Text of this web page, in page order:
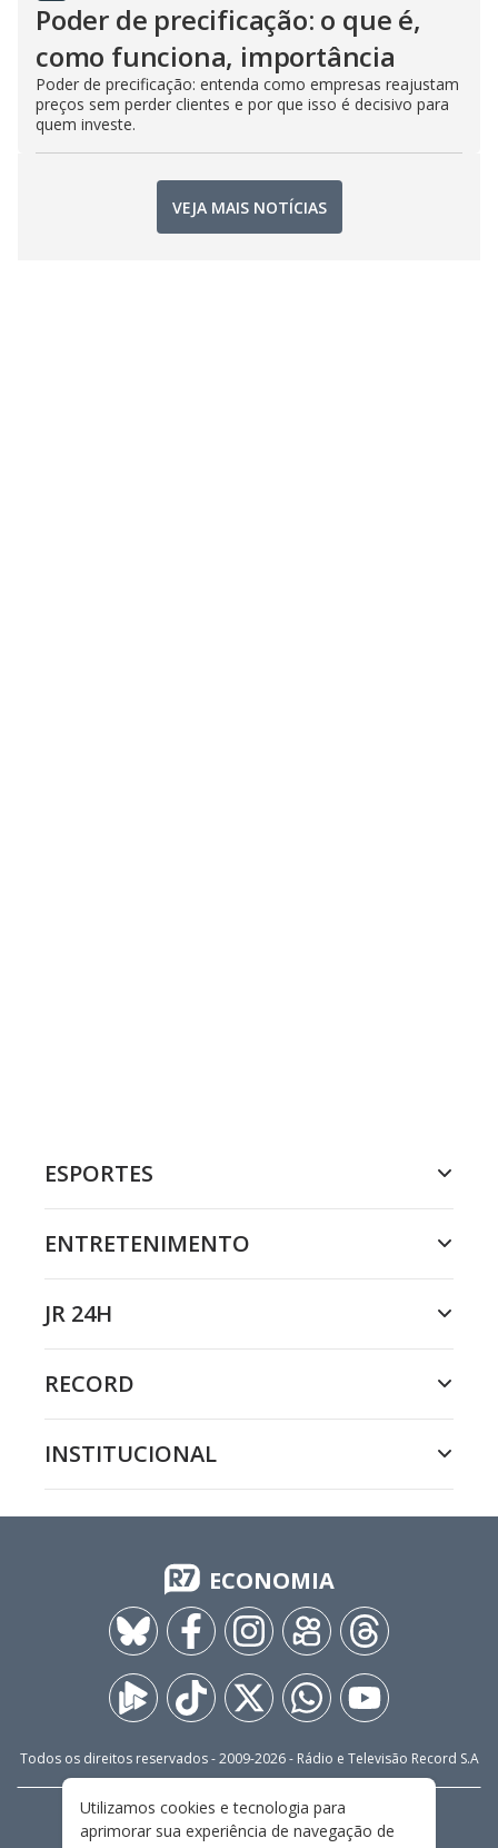
Poder de precificação: o que é,
como funciona, importância
Poder de precificação: entenda como empresas reajustam
preços sem perder clientes e por que isso é decisivo para
quem investe.
VEJA MAIS NOTÍCIAS
ESPORTES
ENTRETENIMENTO
JR 24H
RECORD
INSTITUCIONAL
ECONOMIA
Todos os direitos reservados - 2009-2026- Rádio e Televisão Record S.A
CARREIRA FALE CONOSCO
PRIVACIDADE
Utilizamos cookies e tecnologia para
aprimorar sua experiência de navegação de